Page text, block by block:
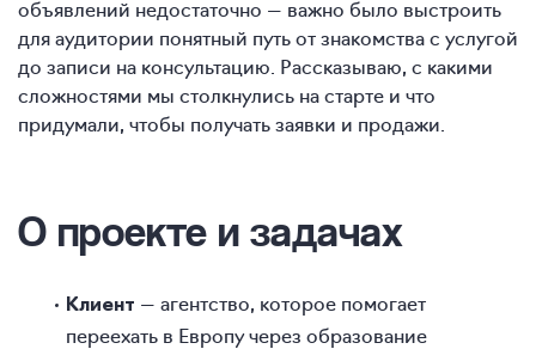
объявлений недостаточно — важно было выстроить
для аудитории понятный путь от знакомства с услугой
до записи на консультацию. Рассказываю, с какими
сложностями мы столкнулись на старте и что
придумали, чтобы получать заявки и продажи.
О проекте и задачах
Клиент — агентство, которое помогает
переехать в Европу через образование